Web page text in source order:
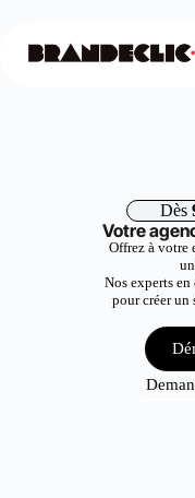
Dès
Votre
Offrez à votre
Nos experts
pour créer un